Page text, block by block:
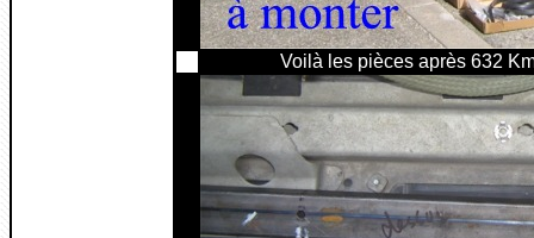
Voilà les pièces après 632